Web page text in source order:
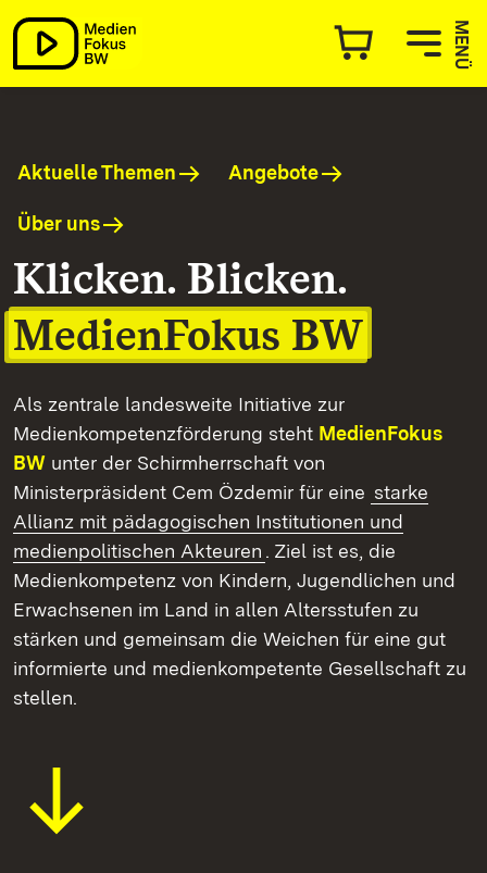
MENÜ
Aktuelle Themen Angebote
Über uns
Klicken. Blicken.
MedienFokus BW
Als zentrale landesweite Initiative zur
Medienkompetenzförderung steht MedienFokus
BW unter der Schirmherrschaft von
Ministerpräsident Cem Özdemir für eine starke
Allianz mit pädagogischen Institutionen und
medienpolitischen Akteuren . Ziel ist es, die
Medienkompetenz von Kindern, Jugendlichen und
Erwachsenen im Land in allen Altersstufen zu
stärken und gemeinsam die Weichen für eine gut
informierte und medienkompetente Gesellschaft zu
stellen.